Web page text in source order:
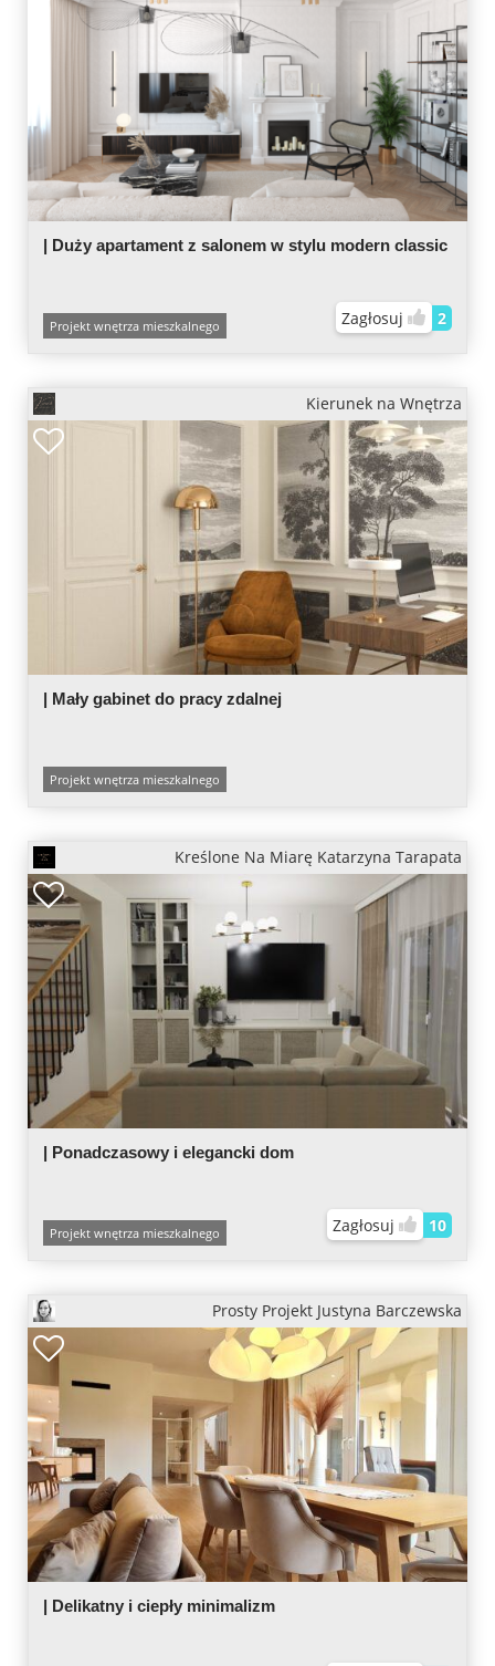
| Duży apartament z salonem w stylu modern classic
Projekt wnętrza mieszkalnego Zagłosuj 2
Kierunek na Wnętrza
| Mały gabinet do pracy zdalnej
Projekt wnętrza mieszkalnego
Kreślone Na Miarę Katarzyna Tarapata
| Ponadczasowy i elegancki dom
Projekt wnętrza mieszkalnego Zagłosuj 10
Prosty Projekt Justyna Barczewska
| Delikatny i ciepły minimalizm